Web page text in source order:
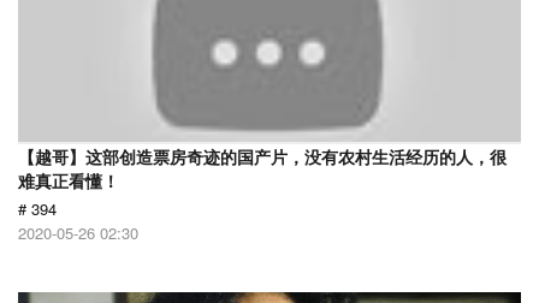
【越哥】这部创造票房奇迹的国产片，没有农村生活经历的人，很
难真正看懂！
# 394
2020-05-26 02:30